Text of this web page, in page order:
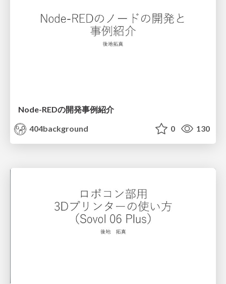
Node-REDの開発事例紹介
404background
0 130